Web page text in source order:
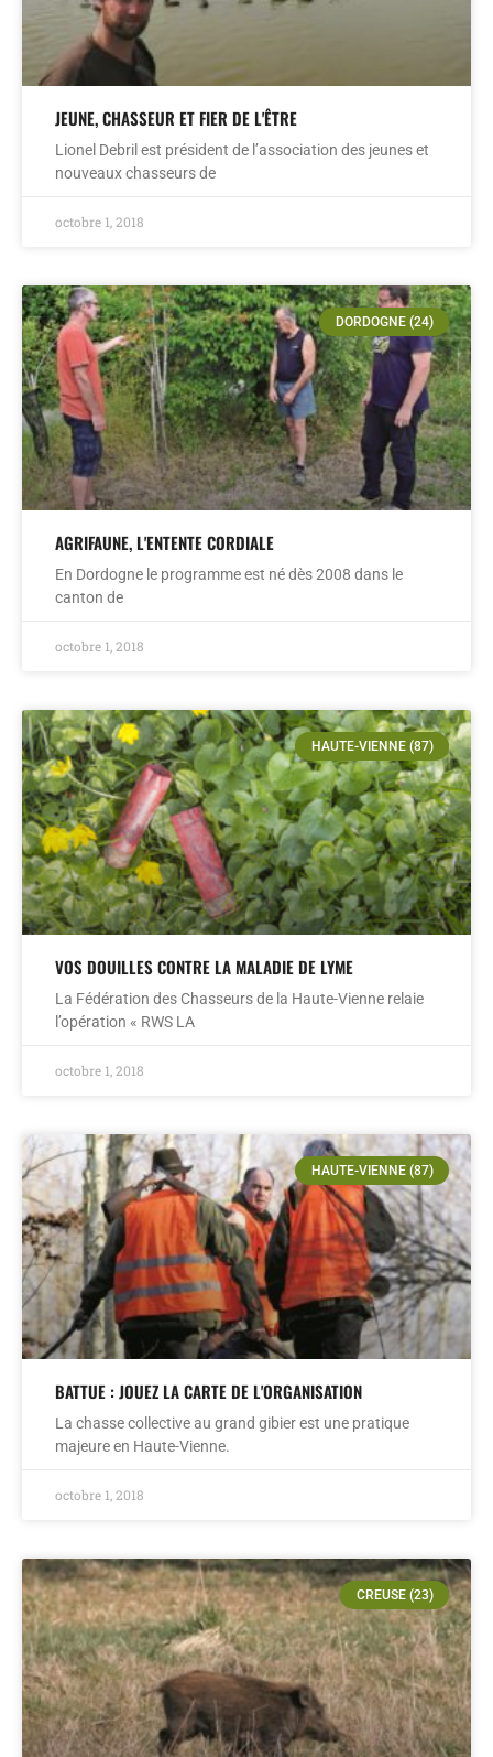
JEUNE, CHASSEUR ET FIER DE L'ÊTRE
Lionel Debril est président de l’association des jeunes et
nouveaux chasseurs de
octobre 1, 2018
DORDOGNE (24)
AGRIFAUNE, L'ENTENTE CORDIALE
En Dordogne le programme est né dès 2008 dans le
canton de
octobre 1, 2018
HAUTE-VIENNE (87)
VOS DOUILLES CONTRE LA MALADIE DE LYME
La Fédération des Chasseurs de la Haute-Vienne relaie
l’opération « RWS LA
octobre 1, 2018
HAUTE-VIENNE (87)
BATTUE : JOUEZ LA CARTE DE L'ORGANISATION
La chasse collective au grand gibier est une pratique
majeure en Haute-Vienne.
octobre 1, 2018
CREUSE (23)